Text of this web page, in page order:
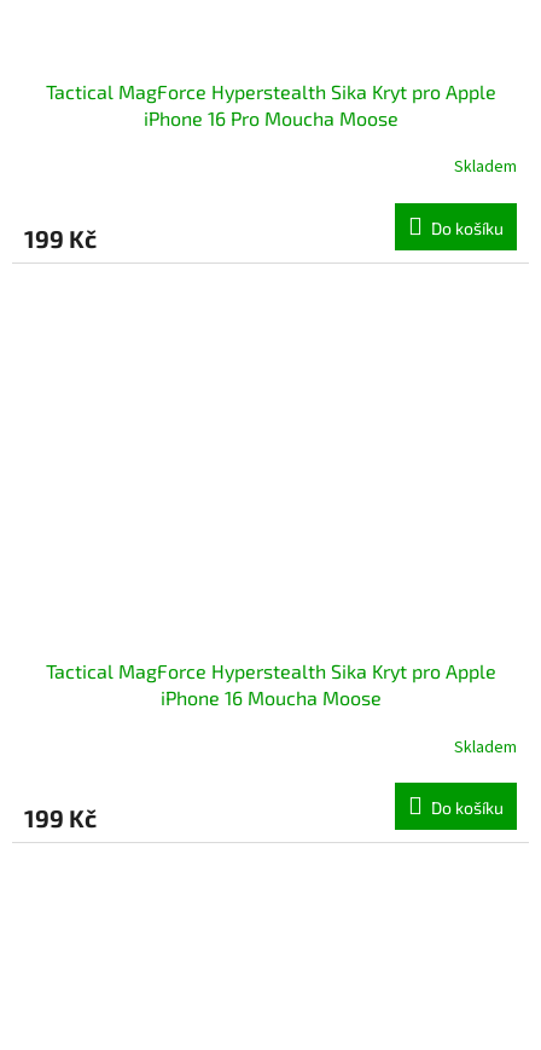
Tactical MagForce Hyperstealth Sika Kryt pro Apple
iPhone 16 Pro Moucha Moose
Skladem
199 Kč Do košíku
Tactical MagForce Hyperstealth Sika Kryt pro Apple
iPhone 16 Moucha Moose
Skladem
199 Kč Do košíku